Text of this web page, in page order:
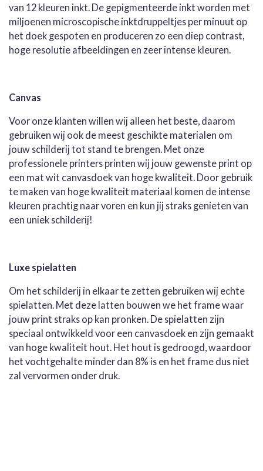
van 12 kleuren inkt. De gepigmenteerde inkt worden met
miljoenen microscopische inktdruppeltjes per minuut op
het doek gespoten en produceren zo een diep contrast,
hoge resolutie afbeeldingen en zeer intense kleuren.
Canvas
Voor onze klanten willen wij alleen het beste, daarom
gebruiken wij ook de meest geschikte materialen om
jouw schilderij tot stand te brengen. Met onze
professionele printers printen wij jouw gewenste print op
een mat wit canvasdoek van hoge kwaliteit. Door gebruik
te maken van hoge kwaliteit materiaal komen de intense
kleuren prachtig naar voren en kun jij straks genieten van
een uniek schilderij!
Luxe spielatten
Om het schilderij in elkaar te zetten gebruiken wij echte
spielatten. Met deze latten bouwen we het frame waar
jouw print straks op kan pronken. De spielatten zijn
speciaal ontwikkeld voor een canvasdoek en zijn gemaakt
van hoge kwaliteit hout. Het hout is gedroogd, waardoor
het vochtgehalte minder dan 8% is en het frame dus niet
zal vervormen onder druk.